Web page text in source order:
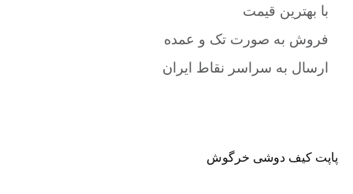
با بهترین قیمت
فروش به صورت تک و عمده
ارسال به سراسر نقاط ایران
پاپت کیف دوشی خرگوش